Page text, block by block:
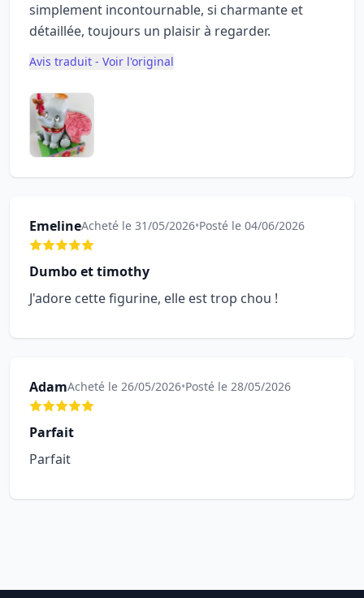
simplement incontournable, si charmante et
détaillée, toujours un plaisir à regarder.
Avis traduit - Voir l'original
EmelineAcheté le 31/05/2026•Posté le 04/06/2026
Dumbo et timothy
J'adore cette figurine, elle est trop chou !
AdamAcheté le 26/05/2026•Posté le 28/05/2026
Parfait
Parfait